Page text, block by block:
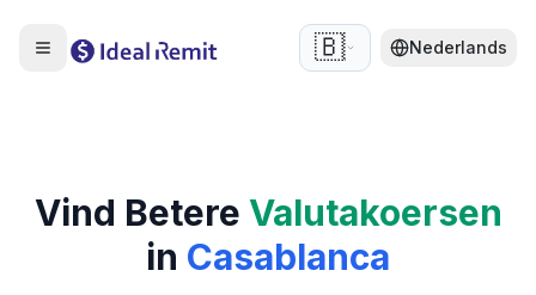
🇧🇪 Nederlands
Vind Betere Valutakoersen
in Casablanca